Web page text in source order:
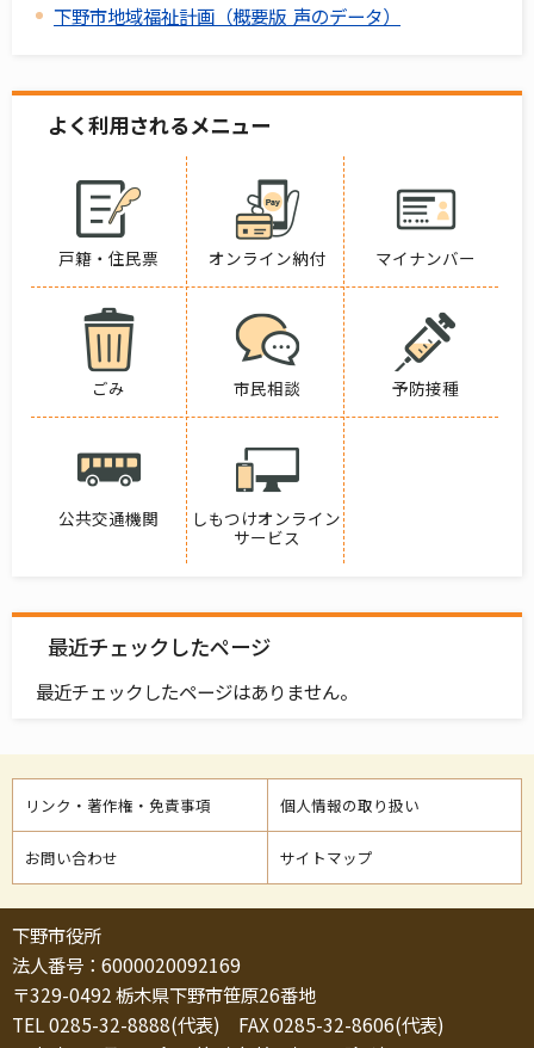
下野市地域福祉計画（概要版 声のデータ）
よく利用されるメニュー
戸籍・住民票 オンライン納付 マイナンバー
ごみ 市民相談 予防接種
公共交通機関
しもつけオンライン
サービス
最近チェックしたページ
最近チェックしたページはありません。
リンク・著作権・免責事項 個人情報の取り扱い
お問い合わせ サイトマップ
下野市役所
法人番号：6000020092169
〒329-0492 栃木県下野市笹原26番地
TEL 0285-32-8888(代表) FAX 0285-32-8606(代表)